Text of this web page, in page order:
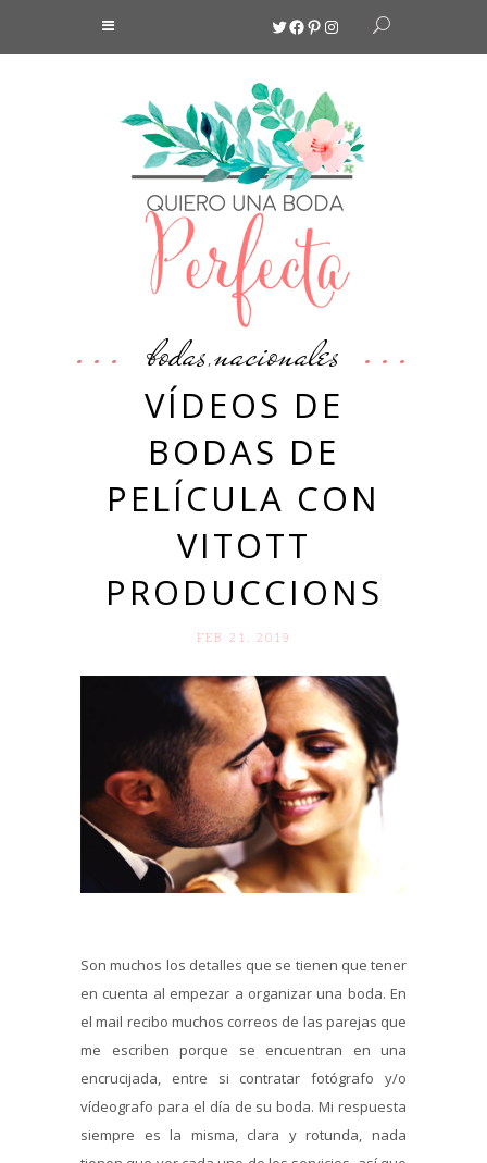
Twitter
Facebook
Pinterest
Instagram
bodas,nacionales
VÍDEOS DE
BODAS DE
PELÍCULA CON
VITOTT
PRODUCCIONS
FEB 21. 2019
Son muchos los detalles que se tienen que tener
en cuenta al empezar a organizar una boda. En
el mail recibo muchos correos de las parejas que
me escriben porque se encuentran en una
encrucijada, entre si contratar fotógrafo y/o
vídeografo para el día de su boda. Mi respuesta
siempre es la misma, clara y rotunda, nada